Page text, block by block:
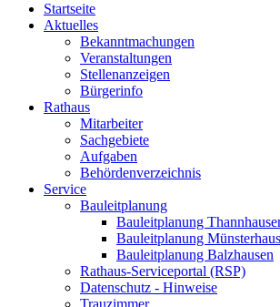
Startseite
Aktuelles
Bekanntmachungen
Veranstaltungen
Stellenanzeigen
Bürgerinfo
Rathaus
Mitarbeiter
Sachgebiete
Aufgaben
Behördenverzeichnis
Service
Bauleitplanung
Bauleitplanung
Bauleitplanung
Bauleitplanung Balzhausen
Rathaus-Serviceportal (RSP)
Datenschutz - Hinweise
Trauzimmer